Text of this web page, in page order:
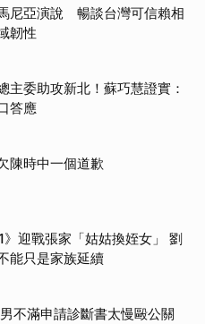
尼亞演說 暢談台灣可信賴相
韌性
主委助攻新北！蘇巧慧證實：
答應
陳時中一個道歉
迎戰張家「姑姑換姪女」 劉
能只是家族延續
不滿申請診斷書太慢毆公關